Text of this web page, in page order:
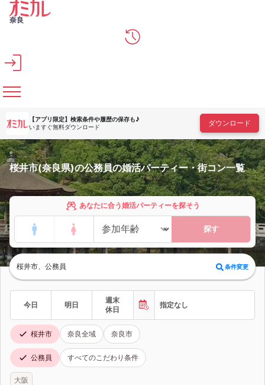
メインコンテンツへスキップ
奈良
【アプリ限定】 検索条件や履歴の保存も♪
いますぐ無料ダウンロード
ダウンロード
桜井市(奈良県)の公務員の婚活パーティー・街コン一覧
あなたに合う婚活パーティーを探そう
探す
桜井市、公務員 条件変更
今日 明日
週末
休日
指定なし
桜井市 奈良全域 奈良市
公務員 すべてのこだわり条件
大阪